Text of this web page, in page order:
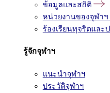
ข้อมูลและสถิติ
หน่วยงานของจุฬาฯ
ร้องเรียนทุจริตและ
รู้จักจุฬาฯ
แนะนำจุฬาฯ
ประวัติจุฬาฯ